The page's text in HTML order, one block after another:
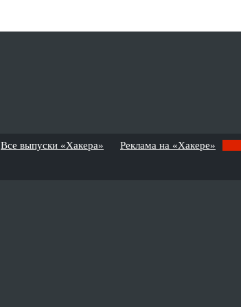
Все выпуски «Хакера» Реклама на «Хакере»